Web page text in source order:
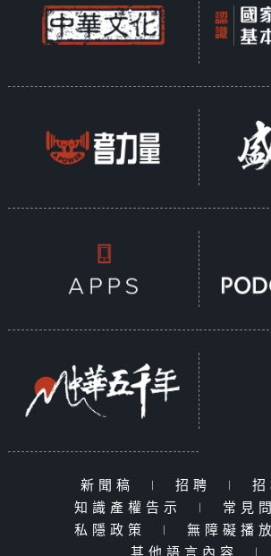
新聞稿 | 招聘 |
知識產權告示
| 常見
私隱政策
| 無障礙播
其他語言內容
|